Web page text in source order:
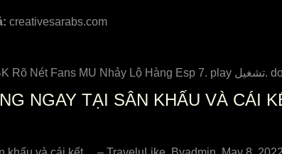
creativesarabs.com
NGAY TẠI SÂN KHẤU VÀ CÁI